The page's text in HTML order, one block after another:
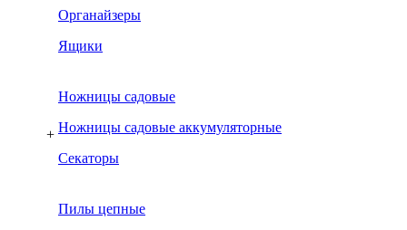
Органайзеры
Ящики
+
Ножницы садовые
Ножницы садовые аккумуляторные
Секаторы
Пилы цепные